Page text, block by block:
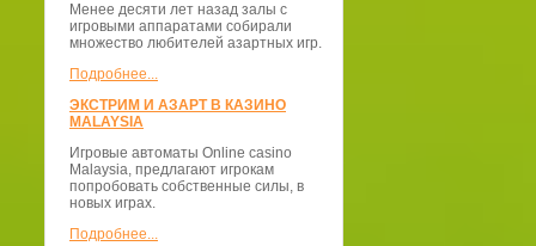
Менее десяти лет назад залы с
игровыми аппаратами собирали
множество любителей азартных игр.
Подробнее...
ЭКСТРИМ И АЗАРТ В КАЗИНО
MALAYSIA
Игровые автоматы Online casino
Malaysia, предлагают игрокам
попробовать собственные силы, в
новых играх.
Подробнее...